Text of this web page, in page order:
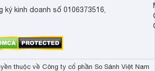
ký kinh doanh số 0106373516,
thuộc về Công ty cổ phần So Sánh Việt Nam